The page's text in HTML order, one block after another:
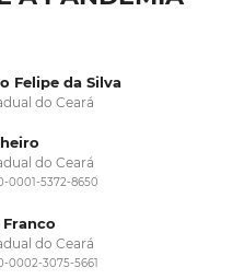
Felipe da Silva
do Ceará
do Ceará
0001-5372-8650
Franco
do Ceará
0002-3075-5661